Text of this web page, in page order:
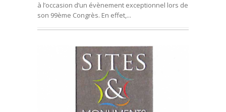
à l’occasion d’un évènement exceptionnel lors de
son 99ème Congrès. En effet,...